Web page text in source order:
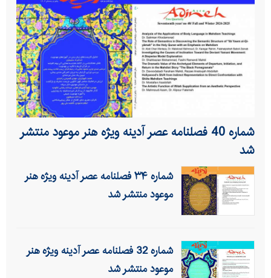
شماره 40 فصلنامه عصر آدینه ویژه هنر موعود منتشر
شد
شماره ۳۴ فصلنامه عصر آدینه ویژه هنر
موعود منتشر شد
شماره 32 فصلنامه عصر آدینه ویژه هنر
موعود منتشر شد